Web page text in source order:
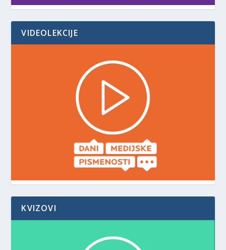
VIDEOLEKCIJE
KVIZOVI